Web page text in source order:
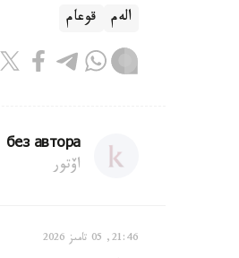
الەم قوعام
без автора
اۆتور
21:46, 05 تامىز 2026